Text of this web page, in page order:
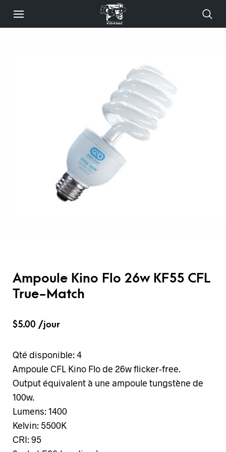
Ampoule Kino Flo 26w KF55 CFL
True-Match
$5.00 /jour
Qté disponible: 4
Ampoule CFL Kino Flo de 26w flicker-free.
Output équivalent à une ampoule tungstène de
100w.
Lumens: 1400
Kelvin: 5500K
CRI: 95